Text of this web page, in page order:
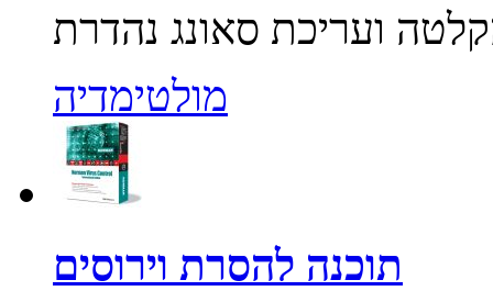
מולטימדיה
תוכנה להסרת וירוסים